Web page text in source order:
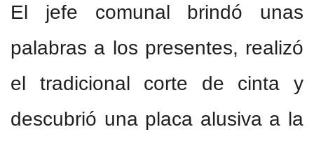
El jefe comunal brindó unas
palabras a los presentes, realizó
el tradicional corte de cinta y
descubrió una placa alusiva a la